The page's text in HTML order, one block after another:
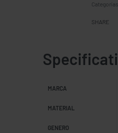
Categorías:
SHARE
MARCA
MATERIAL
GENERO